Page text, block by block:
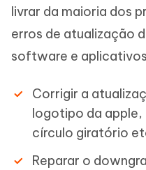
livrar da maioria dos
erros de atualização
software e
Corrigir a
logotipo da apple,
círculo giratório
Reparar o